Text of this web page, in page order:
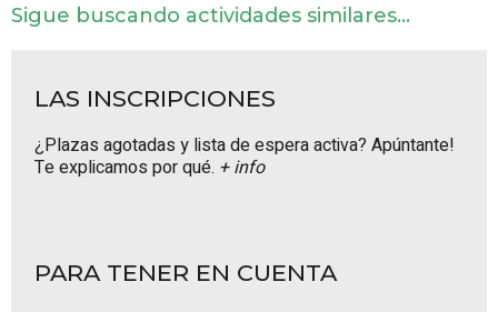
Sigue buscando actividades similares...
LAS INSCRIPCIONES
¿Plazas agotadas y lista de espera activa? Apúntante!
Te explicamos por qué. + info
PARA TENER EN CUENTA